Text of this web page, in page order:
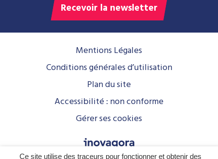
Ce site utilise des traceurs pour fonctionner et obtenir des
Recevoir la newsletter
Mentions Légales
Conditions générales d’utilisation
Plan du site
Accessibilité : non conforme
Gérer ses cookies